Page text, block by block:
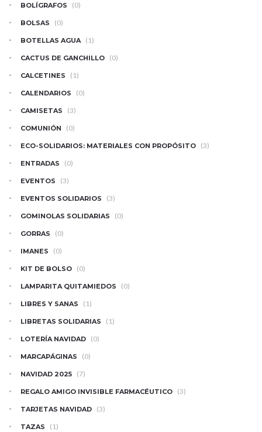
BOLÍGRAFOS (0)
BOLSAS (0)
BOTELLAS AGUA (1)
CACTUS DE GANCHILLO (0)
CALCETINES (1)
CALENDARIOS (0)
CAMISETAS (3)
COMUNIÓN (0)
ECO-SOLIDARIOS: MATERIALES CON PROPÓSITO (3)
ENTRADAS (0)
EVENTOS (3)
EVENTOS SOLIDARIOS (3)
GOMINOLAS SOLIDARIAS (0)
GORRAS (0)
IMANES (0)
KIT DE BOLSO (0)
LAMPARITA QUITAMIEDOS (0)
LIBRES Y SANAS (1)
LIBRETAS SOLIDARIAS (1)
LOTERÍA NAVIDAD (0)
MARCAPÁGINAS (0)
NAVIDAD 2025 (7)
REGALO AMIGO INVISIBLE FARMACÉUTICO (3)
TARJETAS NAVIDAD (3)
TAZAS (1)